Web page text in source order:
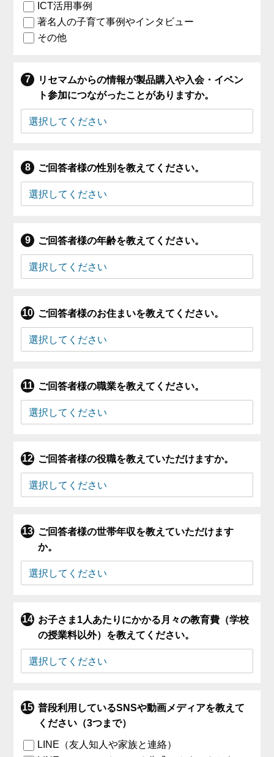
ICT活用事例
著名人の子育て事例やインタビュー
その他
リセマムからの情報が製品購入や入会・イベン
ト参加につながったことがありますか。
ご回答者様の性別を教えてください。
ご回答者様の年齢を教えてください。
ご回答者様のお住まいを教えてください。
ご回答者様の職業を教えてください。
ご回答者様の役職を教えていただけますか。
ご回答者様の世帯年収を教えていただけます
か。
お子さま1人あたりにかかる月々の教育費（学校
の授業料以外）を教えてください。
普段利用しているSNSや動画メディアを教えて
ください（3つまで）
LINE（友人知人や家族と連絡）